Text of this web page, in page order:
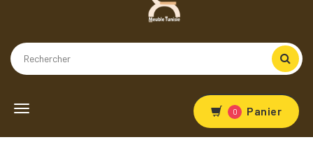
Toggle
0 Panier